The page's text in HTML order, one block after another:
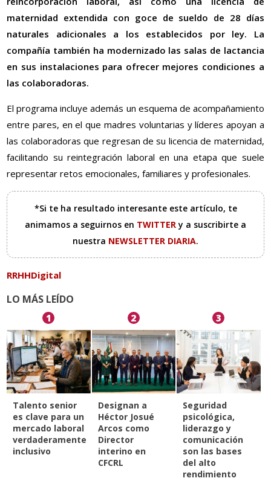
maternidad extendida con goce de sueldo de 28 días
naturales adicionales a los establecidos por ley. La
compañía también ha modernizado las salas de lactancia
en sus instalaciones para ofrecer mejores condiciones a
las colaboradoras.
El programa incluye además un esquema de acompañamiento
entre pares, en el que madres voluntarias y líderes apoyan a
las colaboradoras que regresan de su licencia de maternidad,
facilitando su reintegración laboral en una etapa que suele
representar retos emocionales, familiares y profesionales.
*Si te ha resultado interesante este artículo, te
animamos a seguirnos en TWITTERy a suscribirte a
nuestra NEWSLETTER DIARIA.
RRHHDigital
LO MÁS LEÍDO
1
Talento senior
es clave para un
mercado laboral
verdaderamente
inclusivo
2
Designan a
Héctor Josué
Arcos como
Director
interino en
CFCRL
3
Seguridad
psicológica,
liderazgo y
comunicación
son las bases
del alto
rendimiento